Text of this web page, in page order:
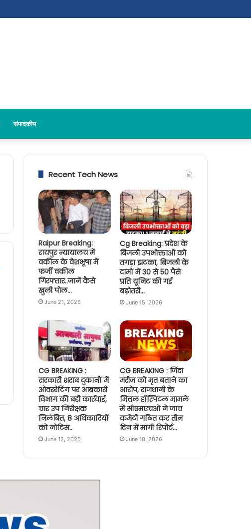
संपादकीय
Recent Tech News
Raipur Breaking:
रायपुर न्यायालय में
वकील के वेशभूषा में
फर्जी वकील
गिरफ्तार..जानें कैसे
खुली पोल…
June 21, 2026
Cg Breaking: प्रदेश के
बिजली उपभोक्ताओं को
तगड़ा झटका, बिजली के
दामों में 30 से 50 पैसे
प्रति यूनिट की गई
बढ़ोतरी…
June 15, 2026
CG BREAKING :
सरकारी शराब दुकानों में
ओवररेटिंग पर आबकारी
विभाग की बड़ी कार्रवाई,
चार उप निरीक्षक
निलंबित, 8 अधिकारियों
को नोटिस..
June 12, 2026
CG BREAKING : जिंदा
मरीज को मृत बताने का
आरोप, राजधानी के
मित्तल हॉस्पिटल मामले
में सीएमएचओ ने जांच
कमेटी गठित कर तीन
दिन में मांगी रिपोर्ट…
June 10, 2026